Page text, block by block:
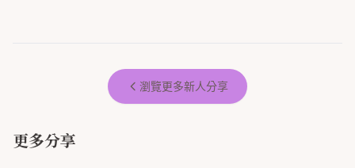
瀏覽更多新人分享
更多分享
#分享 拍拍印婚禮使用心得